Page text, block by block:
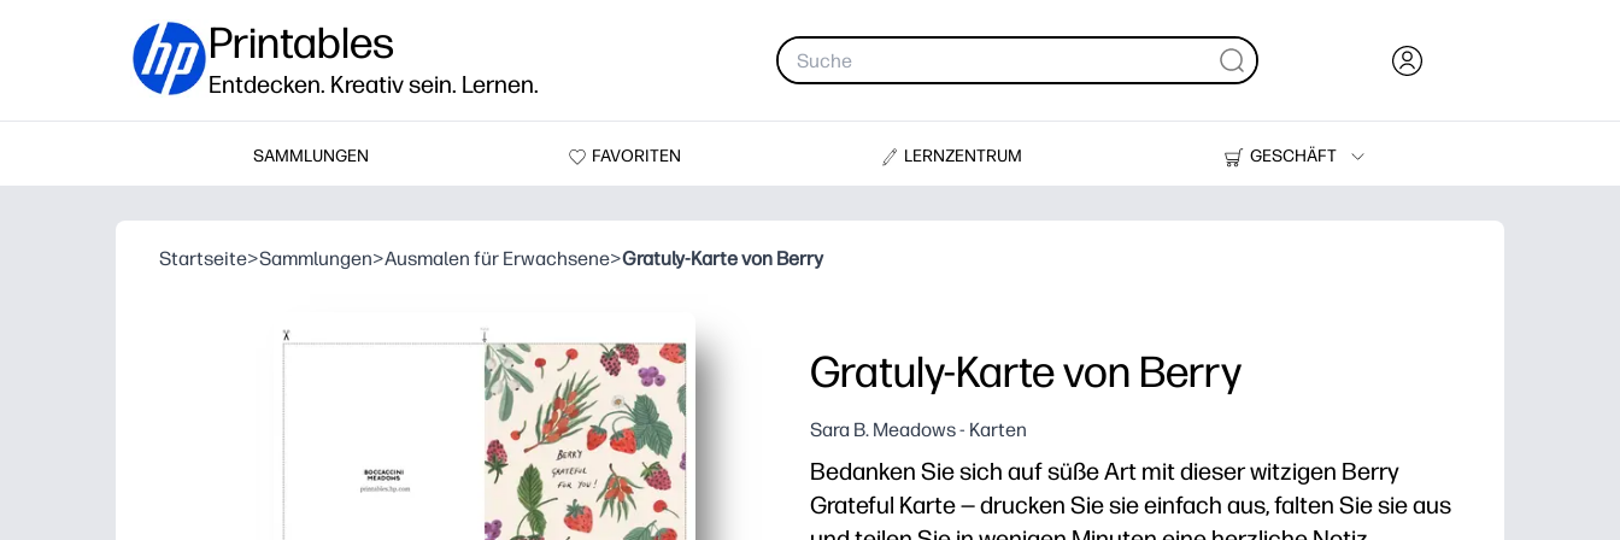
Printables
Entdecken. Kreativ sein. Lernen.
SAMMLUNGEN FAVORITEN LERNZENTRUM
GESCHÄFT
Drucker
Startseite>Sammlungen>Ausmalen für Erwachsene>Gratuly-Karte von Berry
Gratuly-Karte von Berry
Sara B. Meadows - Karten
Bedanken Sie sich auf süße Art mit dieser witzigen Berry
Grateful Karte — drucken Sie sie einfach aus, falten Sie sie aus